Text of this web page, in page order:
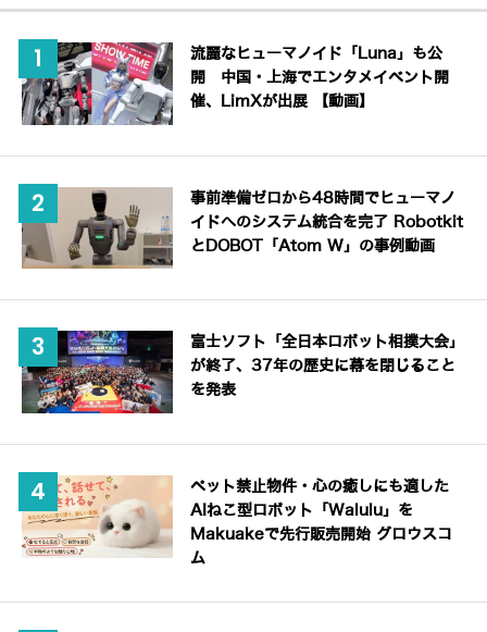
流麗なヒューマノイド「Luna」も公
開 中国・上海でエンタメイベント開
催、LimXが出展 【動画】
事前準備ゼロから48時間でヒューマノ
イドへのシステム統合を完了 Robotkit
とDOBOT「Atom W」の事例動画
富士ソフト「全日本ロボット相撲大会」
が終了、37年の歴史に幕を閉じること
を発表
ペット禁止物件・心の癒しにも適した
AIねこ型ロボット「Walulu」を
Makuakeで先行販売開始 グロウスコ
ム